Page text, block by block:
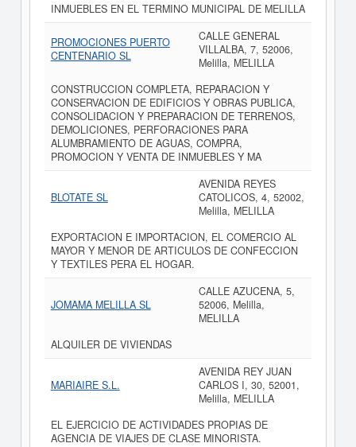
INMUEBLES EN EL TERMINO MUNICIPAL DE MELILLA
PROMOCIONES PUERTO
CENTENARIO SL
CALLE GENERAL
VILLALBA, 7, 52006,
Melilla, MELILLA
CONSTRUCCION COMPLETA, REPARACION Y
CONSERVACION DE EDIFICIOS Y OBRAS PUBLICA,
CONSOLIDACION Y PREPARACION DE TERRENOS,
DEMOLICIONES, PERFORACIONES PARA
ALUMBRAMIENTO DE AGUAS, COMPRA,
PROMOCION Y VENTA DE INMUEBLES Y MA
BLOTATE SL
AVENIDA REYES
CATOLICOS, 4, 52002,
Melilla, MELILLA
EXPORTACION E IMPORTACION, EL COMERCIO AL
MAYOR Y MENOR DE ARTICULOS DE CONFECCION
Y TEXTILES PERA EL HOGAR.
JOMAMA MELILLA SL
CALLE AZUCENA, 5,
52006, Melilla,
MELILLA
ALQUILER DE VIVIENDAS
MARIAIRE S.L.
AVENIDA REY JUAN
CARLOS I, 30, 52001,
Melilla, MELILLA
EL EJERCICIO DE ACTIVIDADES PROPIAS DE
AGENCIA DE VIAJES DE CLASE MINORISTA.